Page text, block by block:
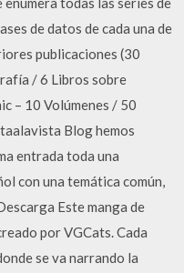
de datos de cada una de
publicaciones (30
/ 6 Libros sobre
– 10 Volúmenes / 50
Blog hemos
entrada toda una
con una temática común,
Este manga de
por VGCats. Cada
se va narrando la